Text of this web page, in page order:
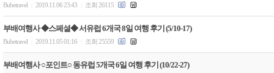
Bubetravel 2019.11.06 23:43 조회 26115
부배여행사 ◆스페셜◆ 서유럽 6개국 8일 여행 후기 (5/10-17)
Bubetravel 2019.11.05 01:16 조회 25559
부배여행사 ○포인트○ 동유럽 5개국 6일 여행 후기 (10/22-27)